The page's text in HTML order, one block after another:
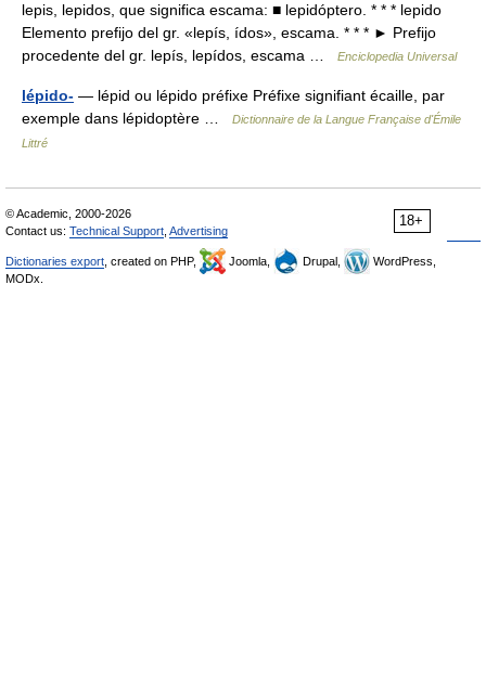
lepis, lepidos, que significa escama: ■ lepidóptero. * * * lepido
Elemento prefijo del gr. «lepís, ídos», escama. * * * ► Prefijo
procedente del gr. lepís, lepídos, escama …
Enciclopedia Universal
lépido- — lépid ou lépido préfixe Préfixe signifiant écaille, par
exemple dans lépidoptère …
Dictionnaire de la Langue Française d'Émile
Littré
18+
© Academic, 2000-2026
Contact us: Technical Support Advertising
Dictionaries export , created on PHP, Joomla, Drupal,
WordPress,
MODx.